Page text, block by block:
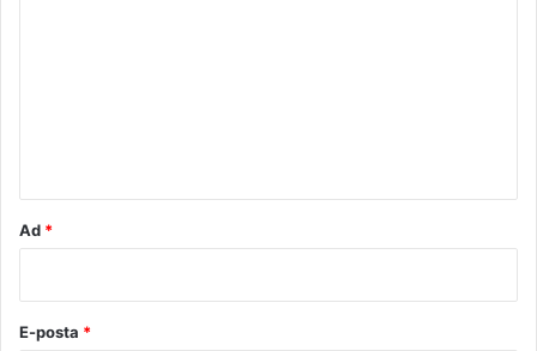
Ad *
E-posta *